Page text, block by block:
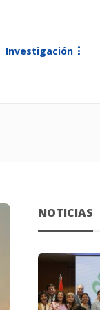
Investigación
NOTICIAS